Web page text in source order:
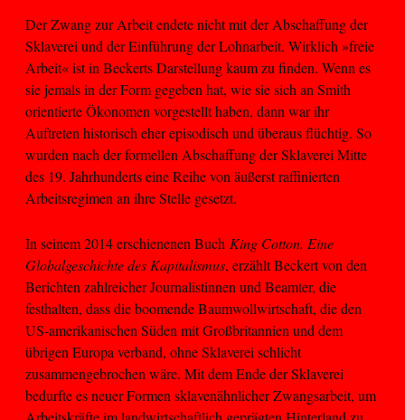
Der Zwang zur Arbeit endete nicht mit der Abschaffung der
Sklaverei und der Einführung der Lohnarbeit. Wirklich »freie
Arbeit« ist in Beckerts Darstellung kaum zu finden. Wenn es
sie jemals in der Form gegeben hat, wie sie sich an Smith
orientierte Ökonomen vorgestellt haben, dann war ihr
Auftreten historisch eher episodisch und überaus flüchtig. So
wurden nach der formellen Abschaffung der Sklaverei Mitte
des 19. Jahrhunderts eine Reihe von äußerst raffinierten
Arbeitsregimen an ihre Stelle gesetzt.
In seinem 2014 erschienenen Buch King Cotton. Eine
Globalgeschichte des Kapitalismus, erzählt Beckert von den
Berichten zahlreicher Journalistinnen und Beamter, die
festhalten, dass die boomende Baumwollwirtschaft, die den
US-amerikanischen Süden mit Großbritannien und dem
übrigen Europa verband, ohne Sklaverei schlicht
zusammengebrochen wäre. Mit dem Ende der Sklaverei
bedurfte es neuer Formen sklavenähnlicher Zwangsarbeit, um